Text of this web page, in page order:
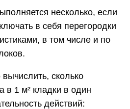
несколько, если
в себя перегородки
в том числе и по
сколько
в 1 м² кладки в один
действий: